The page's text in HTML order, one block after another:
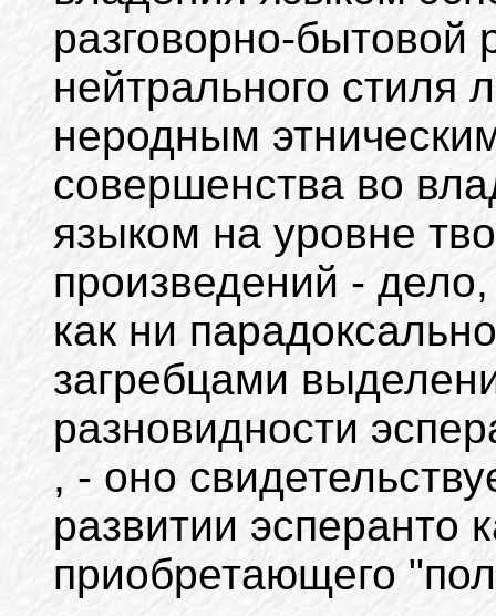
разговорно-бытовой
нейтрального стиля
неродным
совершенства во
языком на уровне
произведений -
как ни
загребцами
разновидности
, - оно
развитии эсперанто
приобретающего